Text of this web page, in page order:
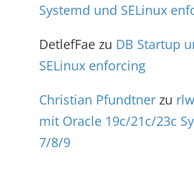
Systemd und SELinux
DetlefFae zu DB Startup
SELinux enforcing
Christian Pfundtner zu
mit Oracle 19c/21c/23c
7/8/9